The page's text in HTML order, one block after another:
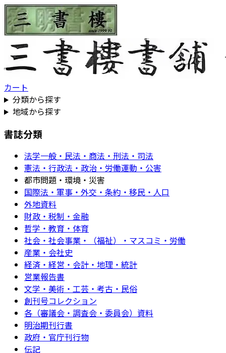
カート
分類から探す
地域から探す
書誌分類
法学一般・民法・商法・刑法・司法
憲法・行政法・政治・労働運動・公害
都市問題・環境・災害
国際法・軍事・外交・条約・移民・人口
外地資料
財政・税制・金融
哲学・教育・体育
社会・社会事業・（福祉）・マスコミ・労働
産業・会社史
経済・経営・会計・地理・統計
営業報告書
文学・美術・工芸・考古・民俗
創刊号コレクション
各（審議会・調査会・委員会）資料
明治期刊行書
政府・官庁刊行物
伝記